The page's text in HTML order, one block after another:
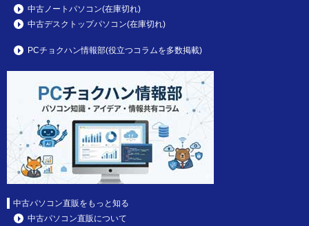
中古ノートパソコン(在庫切れ)
中古デスクトップパソコン(在庫切れ)
PCチョクハン情報部(役立つコラムを多数掲載)
中古パソコン直販をもっと知る
中古パソコン直販について